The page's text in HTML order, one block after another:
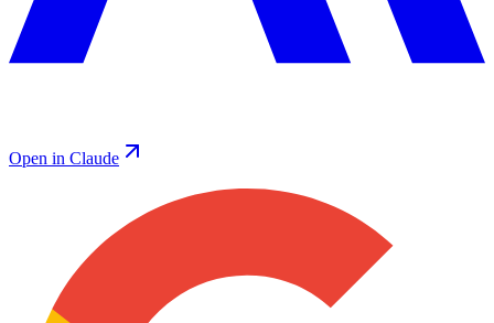
Open in Claude